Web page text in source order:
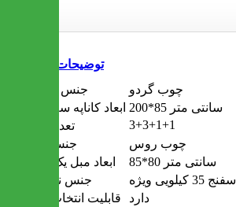
توضیحات
جنس پایه ها
چوب گردو
ابعاد کاناپه سه نفره
200*85 سانتی متر
تعداد مبل
3+3+1+1
جنس بدنه
چوب روس
ابعاد مبل یک نفره
85*80 سانتی متر
جنس نشیمن
اسفنج 35 کیلویی ویژه
قابلیت انتخاب رنگ
دارد